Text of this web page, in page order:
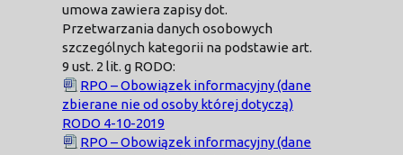
umowa zawiera zapisy dot.
Przetwarzania danych osobowych
szczególnych kategorii na podstawie art.
9 ust. 2 lit. g RODO:
RPO – Obowiązek informacyjny (dane
zbierane nie od osoby której dotyczą)
RODO 4-10-2019
RPO – Obowiązek informacyjny (dane